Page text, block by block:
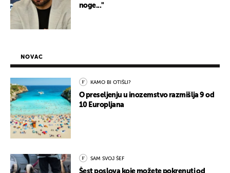
noge..."
NOVAC
KAMO BI OTIŠLI?
O preseljenju u inozemstvo razmišlja 9 od
10 Europljana
SAM SVOJ ŠEF
Šest poslova koje možete pokrenuti od